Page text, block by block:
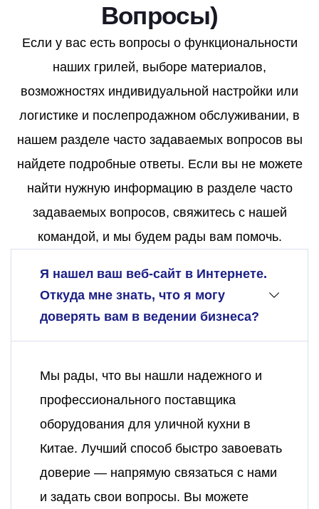
Вопросы)
Если у вас есть вопросы о функциональности
наших грилей, выборе материалов,
возможностях индивидуальной настройки или
логистике и послепродажном обслуживании, в
нашем разделе часто задаваемых вопросов вы
найдете подробные ответы. Если вы не можете
найти нужную информацию в разделе часто
задаваемых вопросов, свяжитесь с нашей
командой, и мы будем рады вам помочь.
Я нашел ваш веб-сайт в Интернете.
Откуда мне знать, что я могу
доверять вам в ведении бизнеса?
Мы рады, что вы нашли надежного и
профессионального поставщика
оборудования для уличной кухни в
Китае. Лучший способ быстро завоевать
доверие — напрямую связаться с нами
и задать свои вопросы. Вы можете